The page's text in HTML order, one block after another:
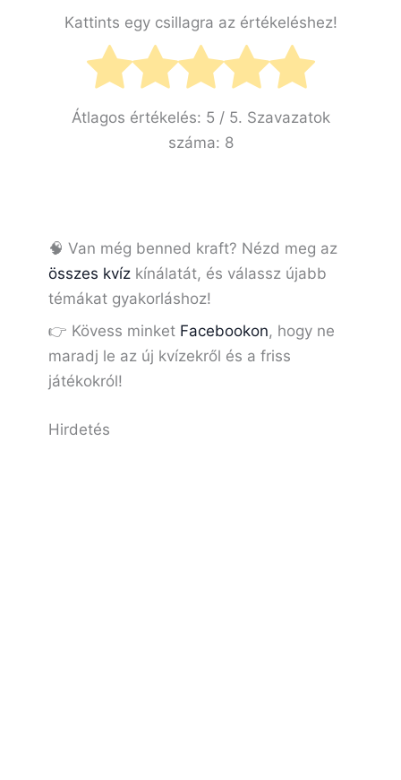
Kattints egy csillagra az értékeléshez!
Átlagos értékelés: 5 / 5. Szavazatok
száma: 8
🧠 Van még benned kraft? Nézd meg az
összes kvíz kínálatát, és válassz újabb
témákat gyakorláshoz!
👉 Kövess minket Facebookon, hogy ne
maradj le az új kvízekről és a friss
játékokról!
Hirdetés